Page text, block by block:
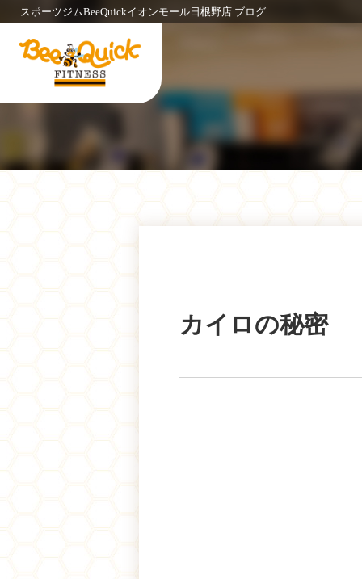
スポーツジムBeeQuickイオンモール日根野店 ブログ
カイロの秘密